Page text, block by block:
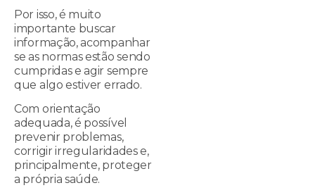
Por isso, é muito
importante buscar
informação, acompanhar
se as normas estão sendo
cumpridas e agir sempre
que algo estiver errado.
Com orientação
adequada, é possível
prevenir problemas,
corrigir irregularidades e,
principalmente, proteger
a própria saúde.